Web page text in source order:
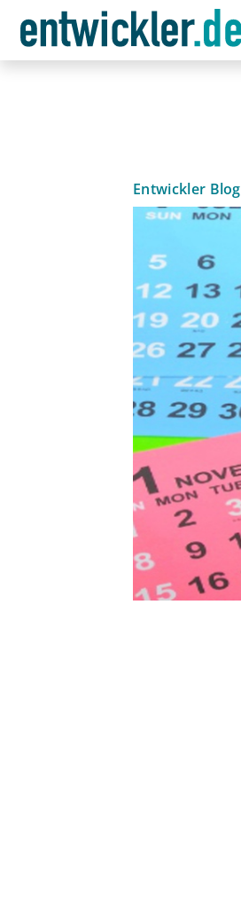
Entwickler Blog